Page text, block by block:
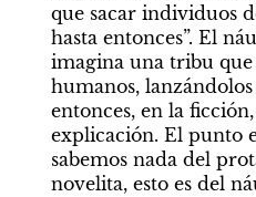
que sacar individuos
hasta entonces”. El
imagina una tribu que
humanos,
entonces, en la
explicación. El punto
sabemos nada del
novelita, esto es del